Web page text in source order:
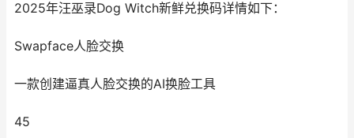
2025年汪巫录Dog Witch新鲜兑换码详情如下：
Swapface人脸交换
一款创建逼真人脸交换的AI换脸工具
45